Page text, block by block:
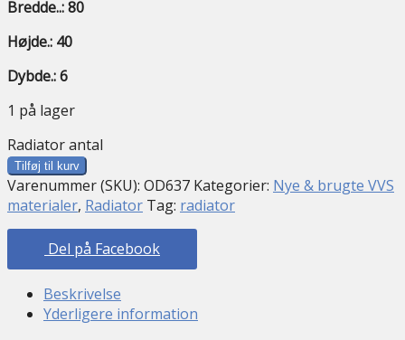
Bredde..: 80
Højde.: 40
Dybde.: 6
1 på lager
Radiator antal
Tilføj til kurv
Varenummer (SKU): OD637 Kategorier: Nye & brugte VVS
materialer, Radiator Tag: radiator
Del på Facebook
Beskrivelse
Yderligere information